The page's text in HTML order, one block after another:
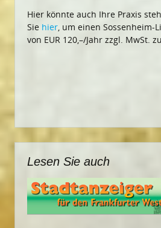
Hier könnte auch Ihre Praxis
Sie hier, um einen Sossenheim-
von EUR 120,–/Jahr zzgl. MwSt.
Lesen Sie auch